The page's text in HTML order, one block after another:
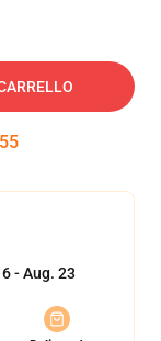
54
- Aug. 23